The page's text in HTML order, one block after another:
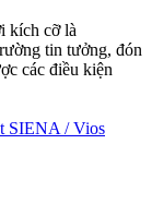
kích cỡ là
tin tưởng, đón
các điều kiện